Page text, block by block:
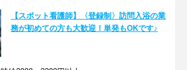
【スポット看護師】〈登録制〉訪問入浴の業
務が初めての方も大歓迎！単発もOKです♪